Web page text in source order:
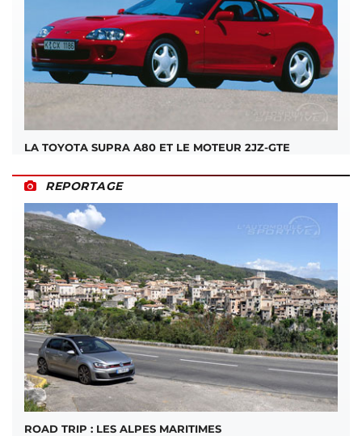
LA TOYOTA SUPRA A80 ET LE MOTEUR 2JZ-GTE
REPORTAGE
ROAD TRIP : LES ALPES MARITIMES